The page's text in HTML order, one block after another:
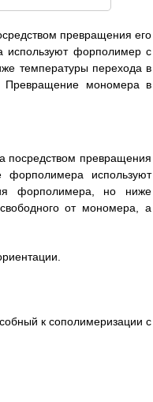
превращения его
используют форполимер с
температуры перехода в
Превращение мономера в
посредством превращения
используют
форполимера, но ниже
от мономера, а
к сополимеризации с